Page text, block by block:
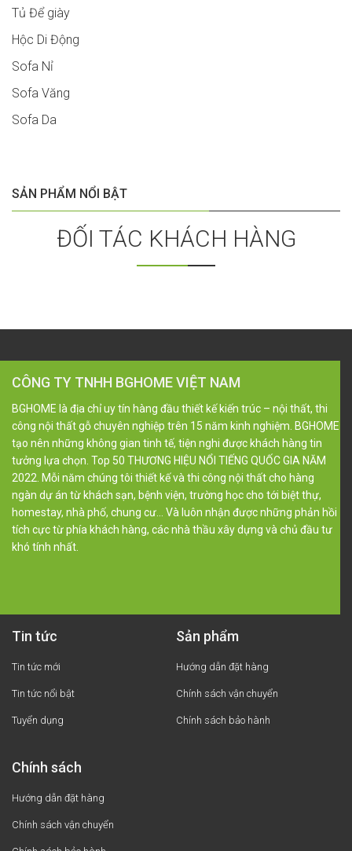
Tủ Để giày
Hộc Di Động
Sofa Nỉ
Sofa Văng
Sofa Da
SẢN PHẨM NỔI BẬT
ĐỐI TÁC KHÁCH HÀNG
CÔNG TY TNHH BGHOME VIỆT NAM
BGHOME là địa chỉ uy tín hàng đầu thiết kế kiến trúc – nội thất, thi
công nội thất gỗ chuyên nghiệp trên 15 năm kinh nghiệm. BGHOME
tạo nên những không gian tinh tế, tiện nghi được khách hàng tin
tưởng lựa chọn. Top 50 THƯƠNG HIỆU NỔI TIẾNG QUỐC GIA NĂM
2022. Mỗi năm chúng tôi thiết kế và thi công nội thất cho hàng
ngàn dự án từ khách sạn, bệnh viện, trường học cho tới biệt thự,
homestay, nhà phố, chung cư… Và luôn nhận được những phản hồi
tích cực từ phía khách hàng, các nhà thầu xây dựng và chủ đầu tư
khó tính nhất.
Tin tức
Tin tức mới
Tin tức nổi bật
Tuyển dụng
Sản phẩm
Hướng dẫn đặt hàng
Chính sách vận chuyển
Chính sách bảo hành
Chính sách
Hướng dẫn đặt hàng
Chính sách vận chuyển